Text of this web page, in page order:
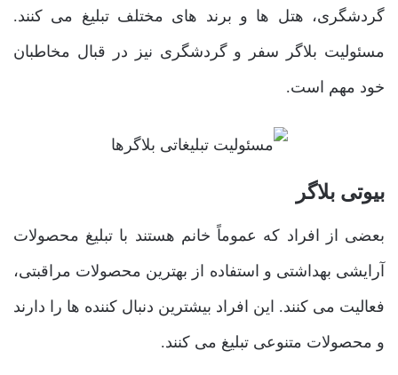
گردشگری، هتل‌ ها و برند های مختلف تبلیغ می‌ کنند.
مسئولیت بلاگر سفر و گردشگری نیز در قبال مخاطبان
خود مهم است.
بیوتی بلاگر
بعضی از افراد که عموماً خانم هستند با تبلیغ محصولات
آرایشی بهداشتی و استفاده از بهترین محصولات مراقبتی،
فعالیت می ‌کنند. این افراد بیشترین دنبال کننده‌ ها را دارند
و محصولات متنوعی تبلیغ می ‌کنند.